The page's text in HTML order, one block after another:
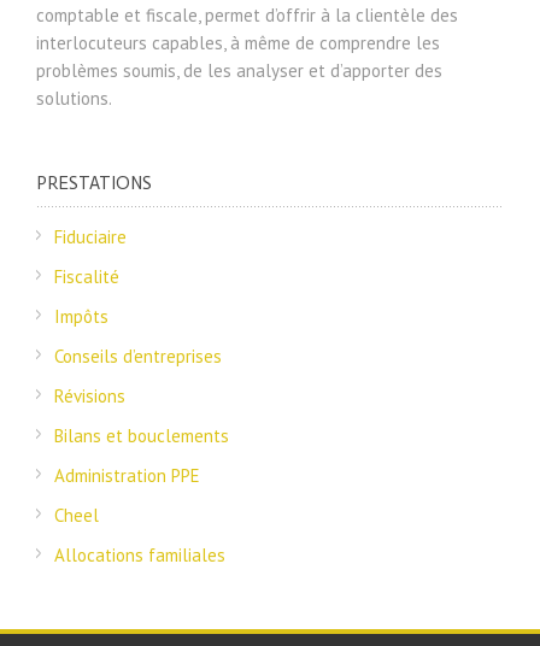
comptable et fiscale, permet d’offrir à la clientèle des
interlocuteurs capables, à même de comprendre les
problèmes soumis, de les analyser et d’apporter des
solutions.
PRESTATIONS
Fiduciaire
Fiscalité
Impôts
Conseils d’entreprises
Révisions
Bilans et bouclements
Administration PPE
Cheel
Allocations familiales